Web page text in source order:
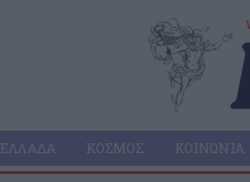
ΕΛΛΆΔΑ ΚΌΣΜΟΣ ΚΟΙΝΩΝΊΑ